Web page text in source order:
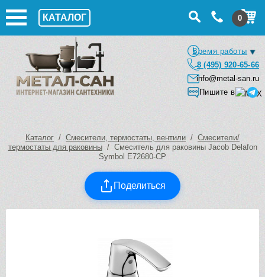
КАТАЛОГ 0
Время работы
8 (495) 920-65-66
info@metal-san.ru
Пишите в
Каталог / Смесители, термостаты, вентили / Смесители/
термостаты для раковины/ Смеситель для раковины Jacob Delafon
Symbol E72680-CP
Поделиться